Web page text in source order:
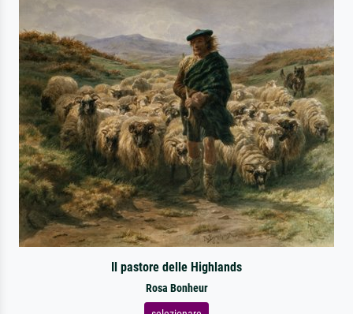
Il pastore delle Highlands
Rosa Bonheur